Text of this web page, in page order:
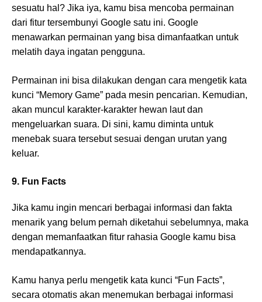
sesuatu hal? Jika iya, kamu bisa mencoba permainan
dari fitur tersembunyi Google satu ini. Google
menawarkan permainan yang bisa dimanfaatkan untuk
melatih daya ingatan pengguna.
Permainan ini bisa dilakukan dengan cara mengetik kata
kunci “Memory Game” pada mesin pencarian. Kemudian,
akan muncul karakter-karakter hewan laut dan
mengeluarkan suara. Di sini, kamu diminta untuk
menebak suara tersebut sesuai dengan urutan yang
keluar.
9. Fun Facts
Jika kamu ingin mencari berbagai informasi dan fakta
menarik yang belum pernah diketahui sebelumnya, maka
dengan memanfaatkan fitur rahasia Google kamu bisa
mendapatkannya.
Kamu hanya perlu mengetik kata kunci “Fun Facts”,
secara otomatis akan menemukan berbagai informasi